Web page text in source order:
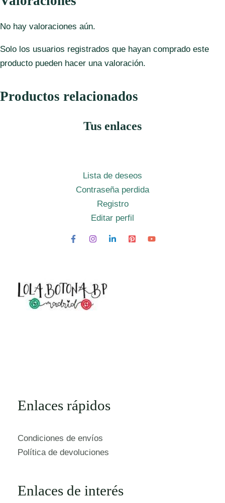
No hay valoraciones aún.
Solo los usuarios registrados que hayan comprado este
producto pueden hacer una valoración.
Productos relacionados
Tus enlaces
Lista de deseos
Contraseña perdida
Registro
Editar perfil
Enlaces rápidos
Condiciones de envíos
Política de devoluciones
Enlaces de interés